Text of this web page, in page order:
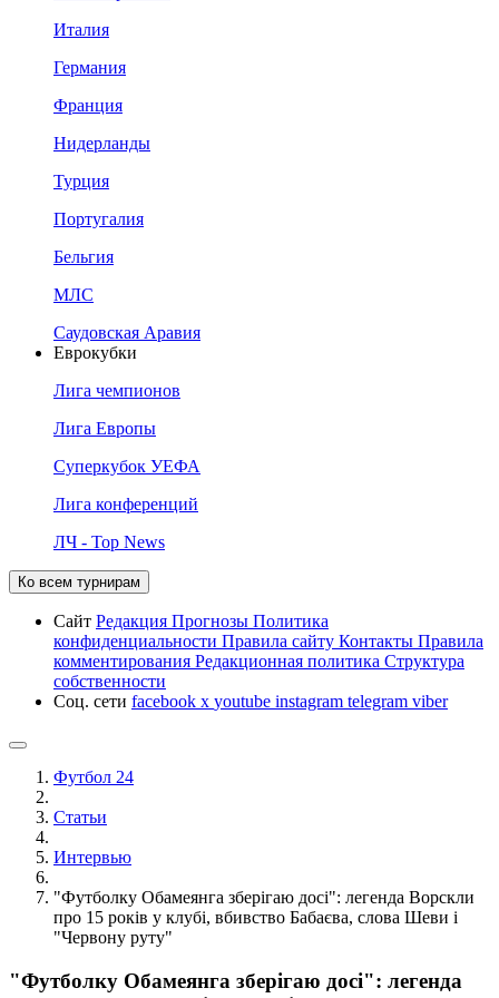
Италия
Германия
Франция
Нидерланды
Турция
Португалия
Бельгия
МЛС
Саудовская Аравия
Еврокубки
Лига чемпионов
Лига Европы
Суперкубок УЕФА
Лига конференций
ЛЧ - Top News
Ко всем турнирам
Сайт Редакция Прогнозы Политика
конфиденциальности Правила сайту Контакты Правила
комментирования Редакционная политика Структура
собственности
Соц. сети facebook x youtube instagram telegram viber
Футбол 24
Статьи
Интервью
"Футболку Обамеянга зберігаю досі": легенда Ворскли
про 15 років у клубі, вбивство Бабаєва, слова Шеви і
"Червону руту"
"Футболку Обамеянга зберігаю досі": легенда